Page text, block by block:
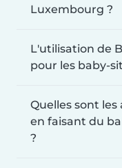
Luxembourg ?
L'utilisation de
pour les baby-
Quelles sont
en faisant du
?